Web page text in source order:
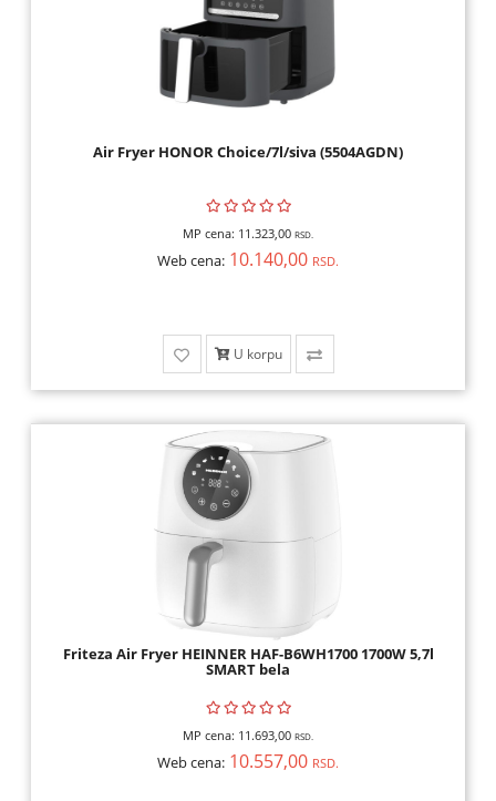
Air Fryer HONOR Choice/7l/siva (5504AGDN)
MP cena: 11.323,00 RSD.
Web cena: 10.140,00 RSD.
U korpu
Friteza Air Fryer HEINNER HAF-B6WH1700 1700W 5,7l
SMART bela
MP cena: 11.693,00 RSD.
Web cena: 10.557,00 RSD.